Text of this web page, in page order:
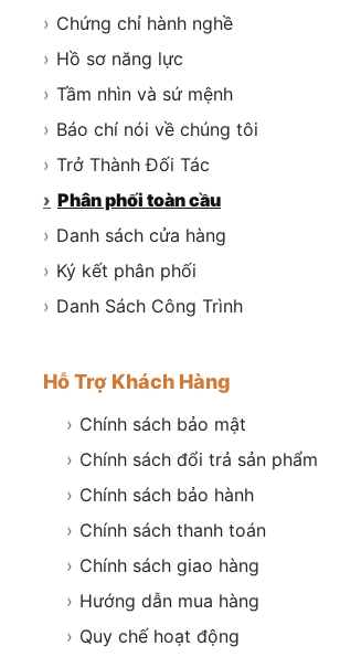
› Chứng chỉ hành nghề
› Hồ sơ năng lực
› Tầm nhìn và sứ mệnh
› Báo chí nói về chúng tôi
› Trở Thành Đối Tác
› Phân phối toàn cầu
› Danh sách cửa hàng
› Ký kết phân phối
› Danh Sách Công Trình
Hỗ Trợ Khách Hàng
› Chính sách bảo mật
› Chính sách đổi trả sản phẩm
› Chính sách bảo hành
› Chính sách thanh toán
› Chính sách giao hàng
› Hướng dẫn mua hàng
› Quy chế hoạt động